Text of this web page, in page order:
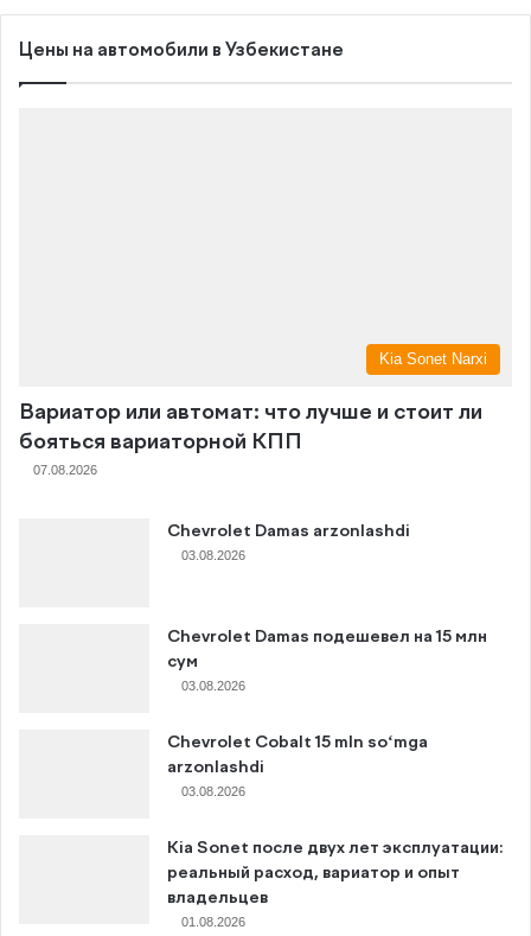
Цены на автомобили в Узбекистане
Kia Sonet Narxi
Вариатор или автомат: что лучше и стоит ли
бояться вариаторной КПП
07.08.2026
Chevrolet Damas arzonlashdi
03.08.2026
Chevrolet Damas подешевел на 15 млн
сум
03.08.2026
Chevrolet Cobalt 15 mln so‘mga
arzonlashdi
03.08.2026
Kia Sonet после двух лет эксплуатации:
реальный расход, вариатор и опыт
владельцев
01.08.2026